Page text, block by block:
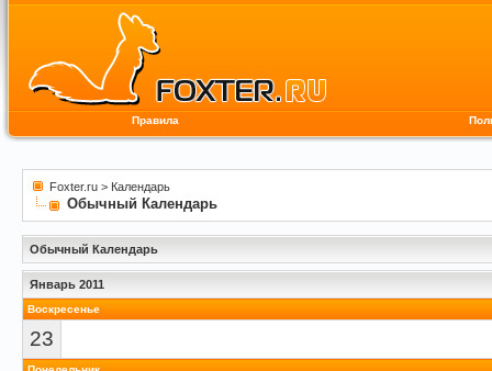
Правила
Foxter.ru > Календарь
Обычный Календарь
Обычный Календарь
Январь 2011
Воскресенье
23